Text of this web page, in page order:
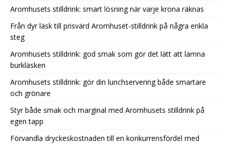
Aromhusets stilldrink: smart lösning när varje krona räknas
Från dyr läsk till prisvärd Aromhuset-stilldrink på några enkla
steg
Aromhusets stilldrink: god smak som gör det lätt att lämna
burkläsken
Aromhusets stilldrink: gör din lunchservering både smartare
och grönare
Styr både smak och marginal med Aromhusets stilldrink på
egen tapp
Förvandla dryckeskostnaden till en konkurrensfördel med